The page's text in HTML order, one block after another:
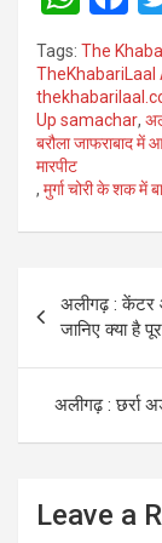
h
at
s
A
p
p
a
b
o
o
k
Tags: The
TheKhabariLaal
Up samachar,
बरौला जाफराबाद में
मारपीट
, मुर्गा चोरी के शक में
navigation
अलीगढ़ : केंटर
जानिए क्या है
अलीगढ़ : छर्रा
Leave a